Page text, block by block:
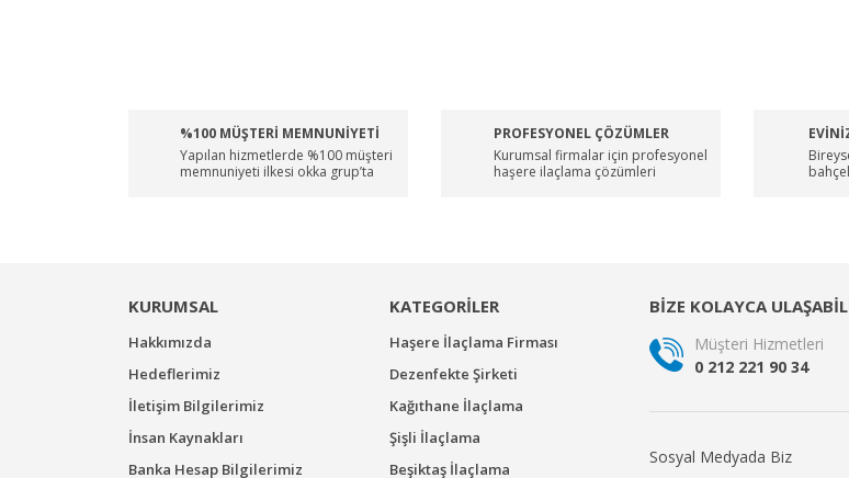
%100 MÜŞTERİ MEMNUNİYETİ
Yapılan hizmetlerde %100 müşteri
memnuniyeti ilkesi okka grup’ta
PROFESYONEL ÇÖZÜMLER
Kurumsal firmalar için profesyonel
haşere ilaçlama çözümleri
KURUMSAL
Hakkımızda
Hedeflerimiz
İletişim Bilgilerimiz
İnsan Kaynakları
Banka Hesap Bilgilerimiz
KATEGORİLER
Haşere İlaçlama Firması
Dezenfekte Şirketi
Kağıthane İlaçlama
Şişli İlaçlama
Beşiktaş İlaçlama
BİZE KOLAYCA
Müşteri Hizmetleri
0 212 221 90 34
Sosyal Medyada Biz